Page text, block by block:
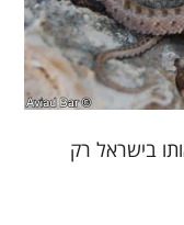
בישראל רק